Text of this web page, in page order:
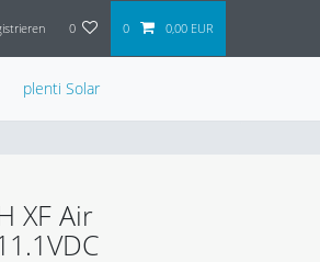
0 0 0,00 EUR
plenti Solar
XF Air